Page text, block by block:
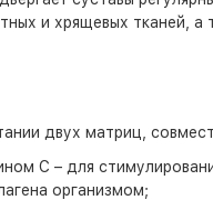
и хрящевых тканей,
двух матриц,
С – для
организмом;